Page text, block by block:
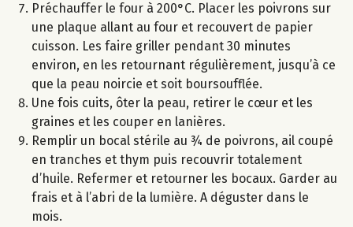
Préchauffer le four à 200°C. Placer les poivrons sur
une plaque allant au four et recouvert de papier
cuisson. Les faire griller pendant 30 minutes
environ, en les retournant régulièrement, jusqu’à ce
que la peau noircie et soit boursoufflée.
Une fois cuits, ôter la peau, retirer le cœur et les
graines et les couper en lanières.
Remplir un bocal stérile au ¾ de poivrons, ail coupé
en tranches et thym puis recouvrir totalement
d’huile. Refermer et retourner les bocaux. Garder au
frais et à l’abri de la lumière. A déguster dans le
mois.